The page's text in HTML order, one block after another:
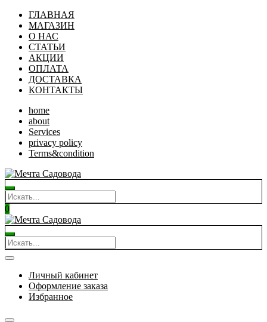
ГЛАВНАЯ
МАГАЗИН
О НАС
СТАТЬИ
АКЦИИ
ОПЛАТА
ДОСТАВКА
КОНТАКТЫ
home
about
Services
privacy policy
Terms&condition
0
Личный кабинет
Оформление заказа
Избранное